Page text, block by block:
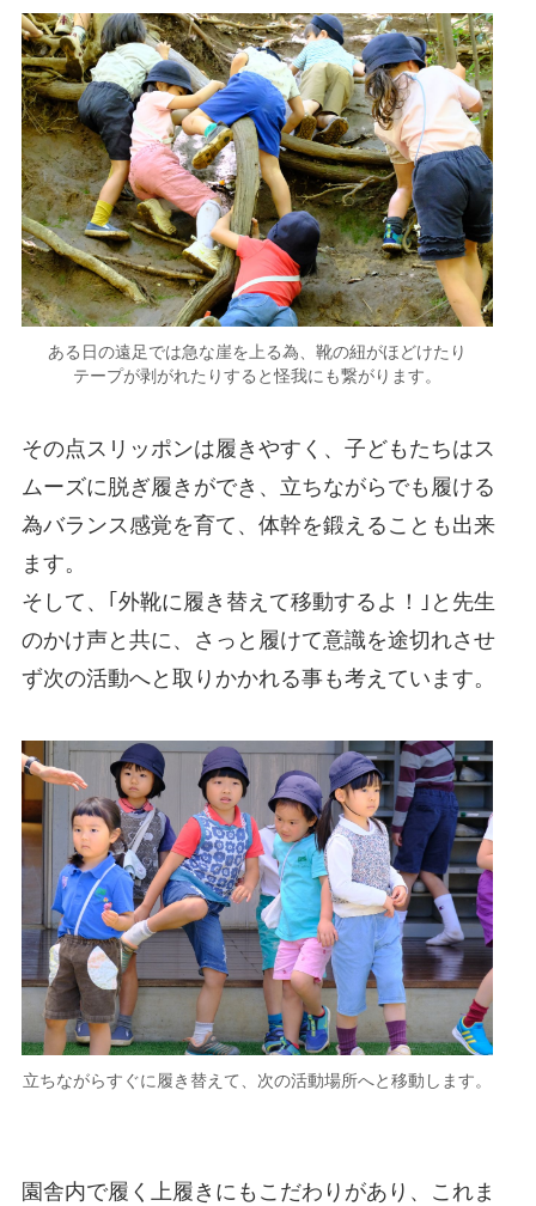
ある日の遠足では急な崖を上る為、靴の紐がほどけたり
テープが剥がれたりすると怪我にも繋がります。
その点スリッポンは履きやすく、子どもたちはス
ムーズに脱ぎ履きができ、立ちながらでも履ける
為バランス感覚を育て、体幹を鍛えることも出来
ます。
そして、｢外靴に履き替えて移動するよ！｣と先生
のかけ声と共に、さっと履けて意識を途切れさせ
ず次の活動へと取りかかれる事も考えています。
立ちながらすぐに履き替えて、次の活動場所へと移動します。
園舎内で履く上履きにもこだわりがあり、これま